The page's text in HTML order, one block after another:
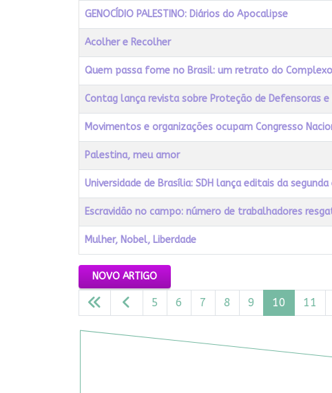
GENOCÍDIO PALESTINO: Diários do Apocalipse
Acolher e Recolher
Quem passa fome no Brasil: um retrato do
Contag lança revista sobre Proteção de Defensoras
Movimentos e organizações ocupam Congresso
Palestina, meu amor
Universidade de Brasília: SDH lança editais da
Escravidão no campo: número de trabalhadores
Mulher, Nobel, Liberdade
NOVO ARTIGO
5 6 7 8 9 10 11